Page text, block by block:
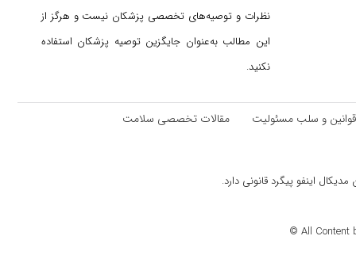
نظرات و توصیه‌های تخصصی پزشکان نیست و هرگز از
این مطالب به‌عنوان جایگزین توصیه پزشکان استفاده
نکنید.
قوانین و سلب مسئولیت
مقالات تخصصی سلامت
اینفو پیگرد قانونی دارد.
All Content